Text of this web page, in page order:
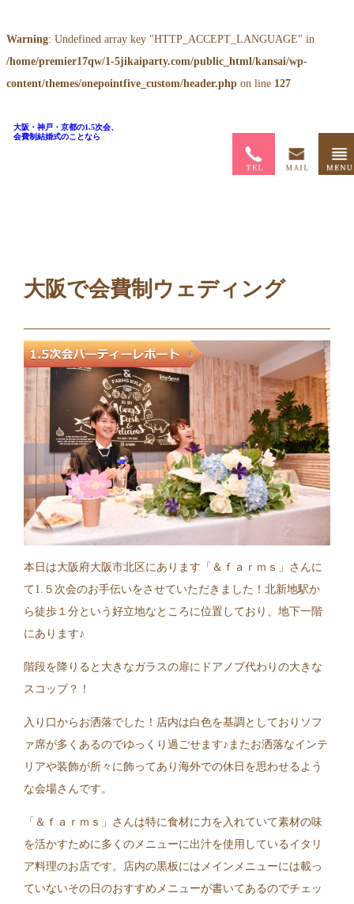
Warning: Undefined array key "HTTP_ACCEPT_LANGUAGE" in
/home/premier17qw/1-5jikaiparty.com/public_html/kansai/wp-
content/themes/onepointfive_custom/header.php on line 127
大阪・神戸・京都の1.5次会、
会費制結婚式のことなら
大阪で会費制ウェディング
本日は大阪府大阪市北区にあります「＆ｆａｒｍｓ」さんに
て1.５次会のお手伝いをさせていただきました！北新地駅か
ら徒歩１分という好立地なところに位置しており、地下一階
にあります♪
階段を降りると大きなガラスの扉にドアノブ代わりの大きな
スコップ？！
入り口からお洒落でした！店内は白色を基調としておりソフ
ァ席が多くあるのでゆっくり過ごせます♪またお洒落なインテ
リアや装飾が所々に飾ってあり海外での休日を思わせるよう
な会場さんです。
「＆ｆａｒｍｓ」さんは特に食材に力を入れていて素材の味
を活かすために多くのメニューに出汁を使用しているイタリ
ア料理のお店です。店内の黒板にはメインメニューには載っ
ていないその日のおすすめメニューが書いてあるのでチェッ